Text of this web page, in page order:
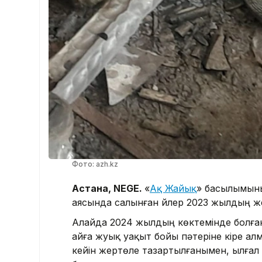
Фото: azh.kz
Астана, NEGE. «Ақ Жайық»
аясында салынған үйлер 2023 жылдың
Алайда 2024 жылдың көктемінде
айға жуық уақыт бойы пәтеріне кіре
кейін жертөле тазартылғанымен,